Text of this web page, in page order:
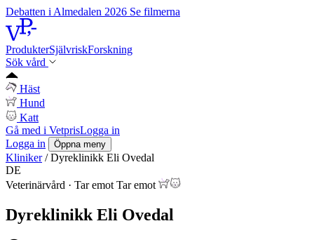
Debatten i Almedalen 2026 Se filmerna
ProdukterSjälvriskForskning
Sök vård
Häst
Hund
Katt
Gå med i VetprisLogga in
Logga in
Öppna meny
Kliniker / Dyreklinikk Eli Ovedal
DE
Veterinärvård · Tar emot Tar emot
Dyreklinikk Eli Ovedal